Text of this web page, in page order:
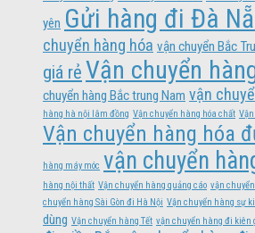
yên Gửi hàng đi Đà
chuyển hàng hóa vận chuyển Bắc
giá rẻ Vận chuyển
chuyển hàng Bắc trung Nam vận
hàng hà nội lâm đồng Vận chuyển hàng hóa chất
Vận chuyển hàng hóa
hàng máy móc vận chuyển
hàng nội thất Vận chuyển hàng quảng cáo vận
chuyển hàng Sài Gòn đi Hà Nội Vận chuyển hàng sự
dùng Vận chuyển hàng Tết vận chuyển hàng đi kiên